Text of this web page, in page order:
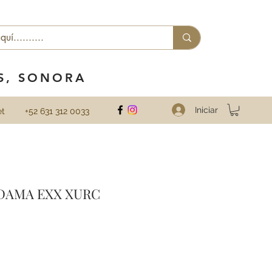
SONORA
+52 631 312 0033 Iniciar
EXX XURC